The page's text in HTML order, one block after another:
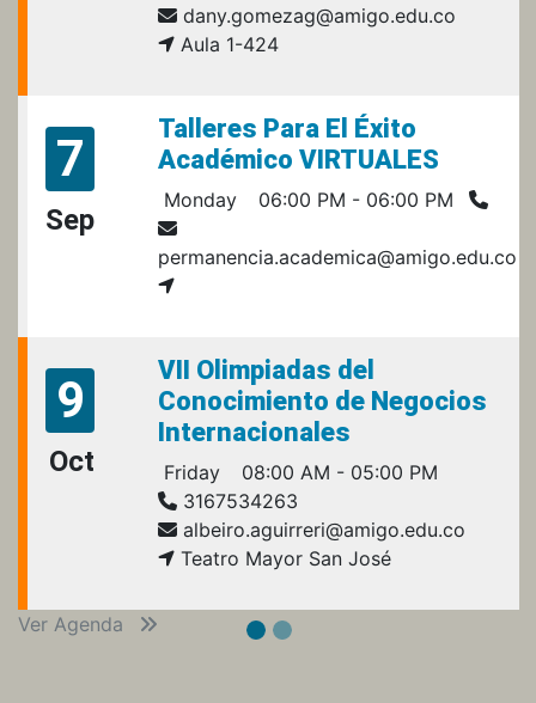
dany.gomezag@amigo.edu.co
Aula 1-424
7
Sep
Talleres Para El Éxito
Académico VIRTUALES
Monday 06:00 PM - 06:00 PM
permanencia.academica@amigo.edu.co
9
Oct
VII Olimpiadas del
Conocimiento de Negocios
Internacionales
Friday
08:00 AM - 05:00 PM
3167534263
albeiro.aguirreri@amigo.edu.co
Teatro Mayor San José
Ver Agenda